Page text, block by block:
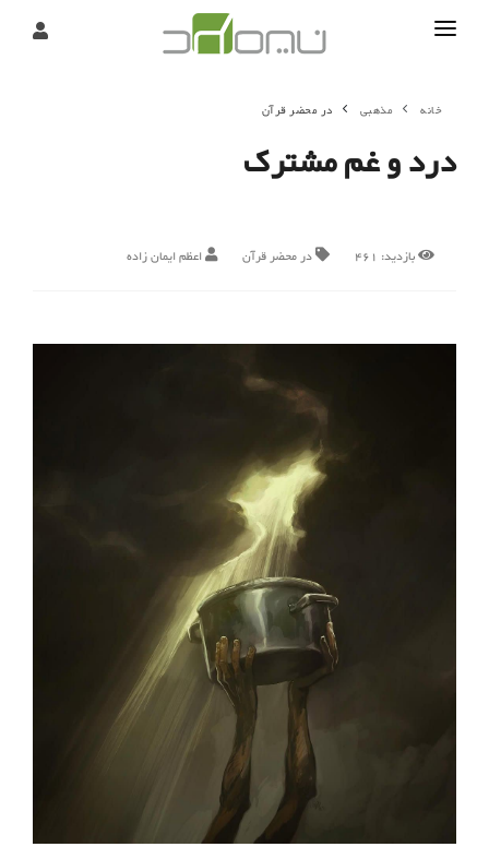
درباره
تحریریه
خانه مذهبی در محضر قرآن
درد و غم مشترک
بازدید: 461 در محضر قرآن اعظم ایمان زاده